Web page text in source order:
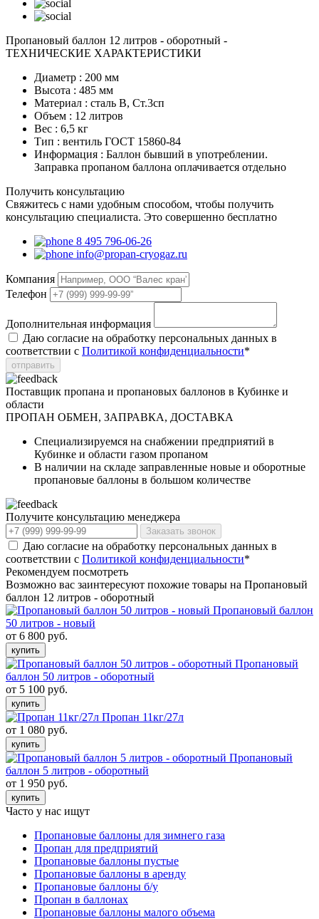
Пропановый баллон 12 литров - оборотный -
ТЕХНИЧЕСКИЕ ХАРАКТЕРИСТИКИ
Диаметр : 200 мм
Высота : 485 мм
Материал : сталь В, Ст.3сп
Объем : 12 литров
Вес : 6,5 кг
Тип : вентиль ГОСТ 15860-84
Информация : Баллон бывший в употреблении.
Заправка пропаном баллона оплачивается отдельно
Получить консультацию
Свяжитесь с нами удобным способом, чтобы получить
консультацию специалиста. Это совершенно бесплатно
8 495 796-06-26
info@propan-cryogaz.ru
Компания
Телефон
Дополнительная информация
Даю согласие на обработку персональных данных в
соответствии с Политикой конфиденциальности*
отправить
Поставщик пропана и пропановых баллонов в Кубинке и
области
ПРОПАН ОБМЕН, ЗАПРАВКА, ДОСТАВКА
Специализируемся на снабжении предприятий в
Кубинке и области газом пропаном
В наличии на складе заправленные новые и оборотные
пропановые баллоны в большом количестве
Получите консультацию менеджера
Заказать звонок
Даю согласие на обработку персональных данных в
соответствии с Политикой конфиденциальности*
Рекомендуем посмотреть
Возможно вас заинтересуют похожие товары на Пропановый
баллон 12 литров - оборотный
Пропановый баллон
50 литров - новый
от 6 800 руб.
купить
Пропановый
баллон 50 литров - оборотный
от 5 100 руб.
купить
Пропан 11кг/27л
от 1 080 руб.
купить
Пропановый
баллон 5 литров - оборотный
от 1 950 руб.
купить
Часто у нас ищут
Пропановые баллоны для зимнего газа
Пропан для предприятий
Пропановые баллоны пустые
Пропановые баллоны в аренду
Пропановые баллоны б/у
Пропан в баллонах
Пропановые баллоны малого объема